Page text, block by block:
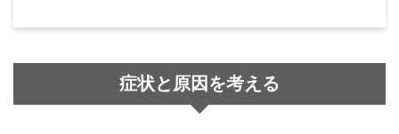
症状と原因を考える